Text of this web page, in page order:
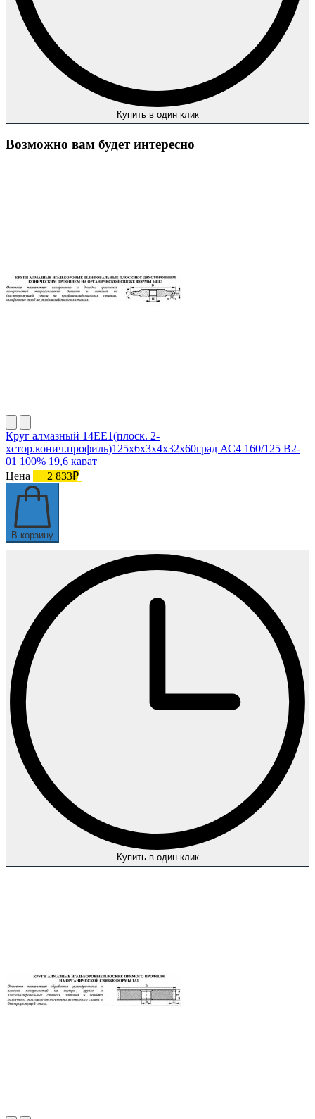
Купить в один клик
Возможно вам будет интересно
Круг алмазный 14ЕЕ1(плоск. 2-
хстор.конич.профиль)125х6х3х4х32х60град АС4 160/125 В2-
01 100% 19,6 карат
Цена
2 833₽
В корзину
Купить в один клик